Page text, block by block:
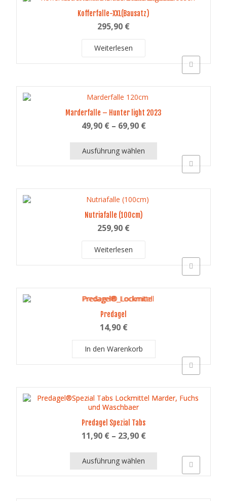
Kofferfalle-XXL(Bausatz)
295,90 €
Weiterlesen
Marderfalle – Hunter light 2023
49,90 €– 69,90 €
Ausführung wählen
Dieses
weist
mehrere
Varianten
werden
Nutriafalle (100cm)
259,90 €
Weiterlesen
Predagel
14,90 €
In den Warenkorb
Predagel Spezial Tabs
11,90 €– 23,90 €
Ausführung wählen
Dieses
weist